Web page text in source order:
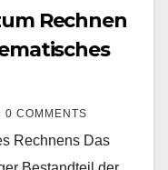
Rechnen
0 COMMENTS
Rechnens Das